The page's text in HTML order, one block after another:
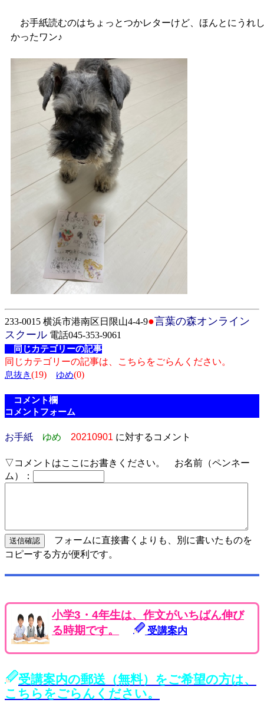
お手紙読むのはちょっとつかレターけど、ほんとにうれ
かったワン♪
233-0015 横浜市港南区日限山4-4-9●言葉の森オンライン
スクール 電話045-353-9061
同じカテゴリーの記事
同じカテゴリーの記事は、こちらをごらんください。
息抜き(19) ゆめ(0)
コメント欄
コメントフォーム
お手紙 ゆめ 20210901 に対するコメント
▽コメントはここにお書きください。 お名前（ペンネー
ム）：
フォームに直接書くよりも、別に書いたものを
コピーする方が便利です。
小学3・4年生は、作文がいちばん伸び
る時期です。
受講案内
受講案内の郵送（無料）をご希望の方は、
こちらをごらんください。